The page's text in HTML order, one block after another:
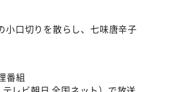
小口切りを散らし、七味唐辛子
番組